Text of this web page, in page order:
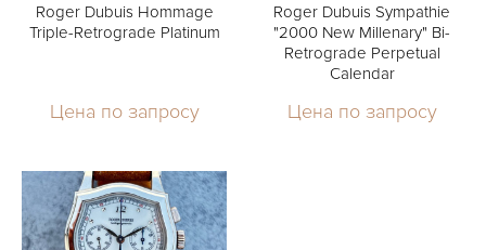
Roger Dubuis Hommage
Triple-Retrograde Platinum
Цена по запросу
Roger Dubuis Sympathie
"2000 New Millenary" Bi-
Retrograde Perpetual
Calendar
Цена по запросу